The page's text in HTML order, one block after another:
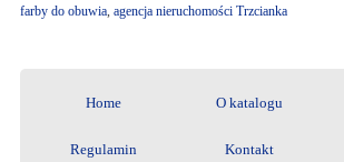
farby do obuwia, agencja nieruchomości Trzcianka
Home O katalogu
Regulamin Kontakt